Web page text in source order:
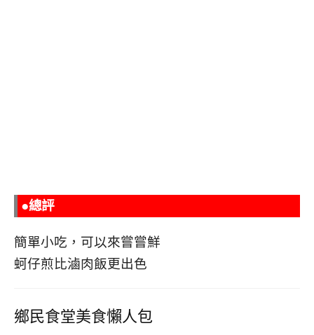
●總評
簡單小吃，可以來嘗嘗鮮
蚵仔煎比滷肉飯更出色
鄉民食堂美食懶人包